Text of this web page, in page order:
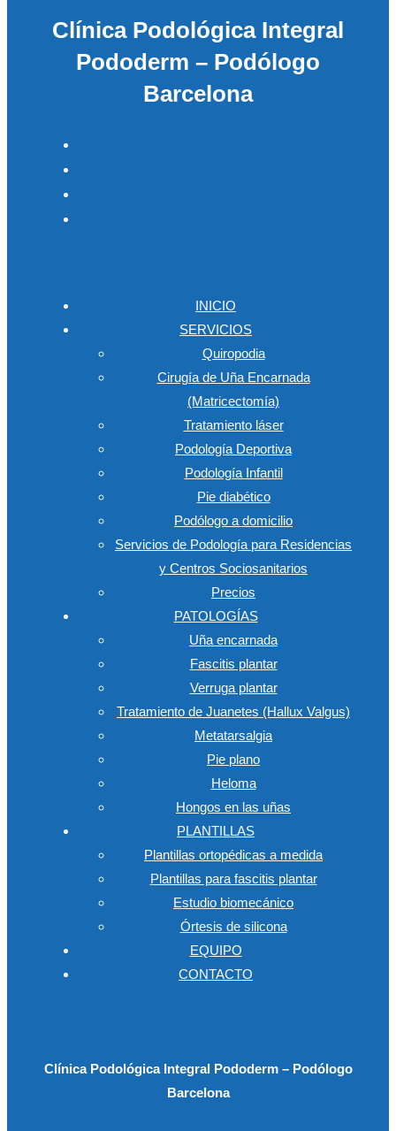
Clínica Podológica Integral
Pododerm – Podólogo
Barcelona
INICIO
SERVICIOS
Quiropodia
Cirugía de Uña Encarnada
(Matricectomía)
Tratamiento láser
Podología Deportiva
Podología Infantil
Pie diabético
Podólogo a domicilio
Servicios de Podología para Residencias
y Centros Sociosanitarios
Precios
PATOLOGÍAS
Uña encarnada
Fascitis plantar
Verruga plantar
Tratamiento de Juanetes (Hallux Valgus)
Metatarsalgia
Pie plano
Heloma
Hongos en las uñas
PLANTILLAS
Plantillas ortopédicas a medida
Plantillas para fascitis plantar
Estudio biomecánico
Órtesis de silicona
EQUIPO
CONTACTO
Clínica Podológica Integral Pododerm – Podólogo
Barcelona